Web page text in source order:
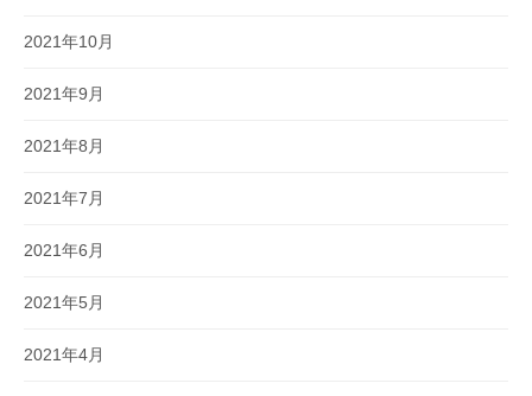
2021年10月
2021年9月
2021年8月
2021年7月
2021年6月
2021年5月
2021年4月